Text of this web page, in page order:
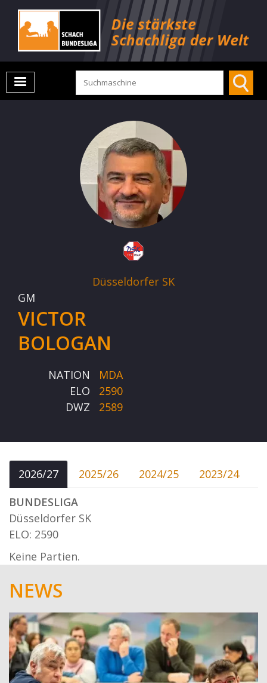
Düsseldorfer SK
GM
VICTOR
BOLOGAN
NATION
MDA
ELO
2590
DWZ
2589
2026/27 2025/26 2024/25
2023/24
BUNDESLIGA
Düsseldorfer SK
ELO: 2590
Keine Partien.
NEWS